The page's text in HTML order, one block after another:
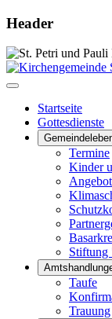
Header
Startseite
Gottesdienste
Termine
Kinder
Stiftung
Taufe
Trauung